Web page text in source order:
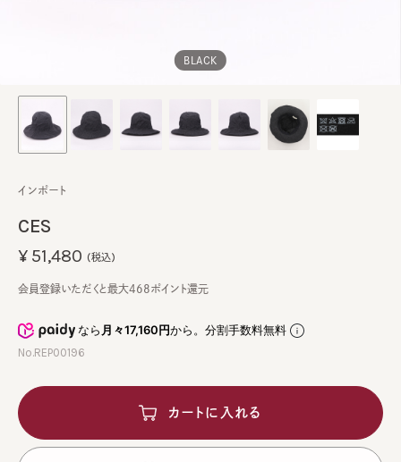
BLACK
CES
インポート
なら月々17,160円から。分割手数料無料
No.REP00196
¥51,480 (税込)
会員登録いただくと最大468ポイント還元
カートに入れる